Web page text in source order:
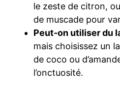
le zeste de citron,
de muscade pour
Peut-on utiliser du
mais choisissez un
de coco ou
l’onctuosité.